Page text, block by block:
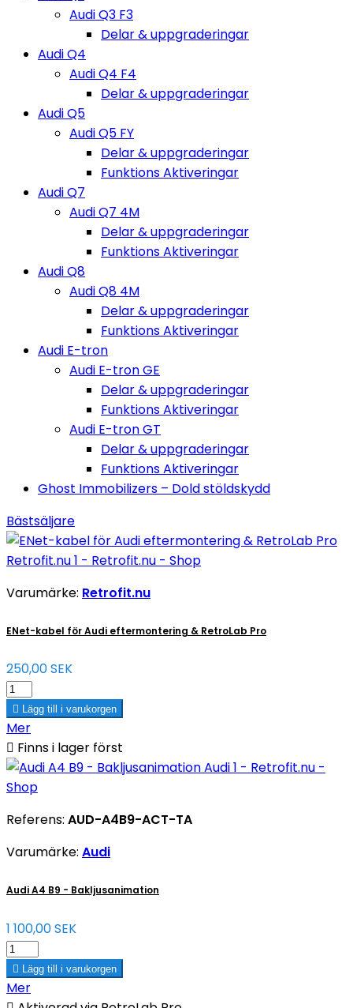
Audi Q3 F3
Delar & uppgraderingar
Audi Q4
Audi Q4 F4
Delar & uppgraderingar
Audi Q5
Audi Q5 FY
Delar & uppgraderingar
Funktions Aktiveringar
Audi Q7
Audi Q7 4M
Delar & uppgraderingar
Funktions Aktiveringar
Audi Q8
Audi Q8 4M
Delar & uppgraderingar
Funktions Aktiveringar
Audi E-tron
Audi E-tron GE
Delar & uppgraderingar
Funktions Aktiveringar
Audi E-tron GT
Delar & uppgraderingar
Funktions Aktiveringar
Ghost Immobilizers – Dold stöldskydd
Bästsäljare
Varumärke: Retrofit.nu
ENet-kabel för Audi eftermontering & RetroLab Pro
250,00 SEK
 Lägg till i varukorgen
Mer
 Finns i lager först
Referens: AUD-A4B9-ACT-TA
Varumärke: Audi
Audi A4 B9 - Bakljusanimation
1 100,00 SEK
 Lägg till i varukorgen
Mer